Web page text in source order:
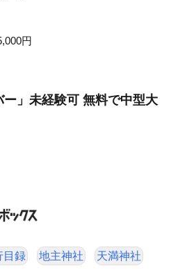
円
」未経験可 無料で中型大
目録 地主神社 天満神社